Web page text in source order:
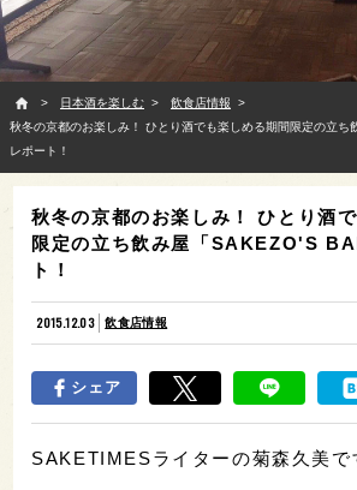
日本酒を楽しむ
飲食店情報
秋冬の京都のお楽しみ！ ひとり酒でも楽しめる期間限定の立
レポート！
秋冬の京都のお楽しみ！ ひとり酒
限定の立ち飲み屋「SAKEZO'S
ト！
2015.12.03 飲食店情報
シェア
SAKETIMESライターの菊森久美で